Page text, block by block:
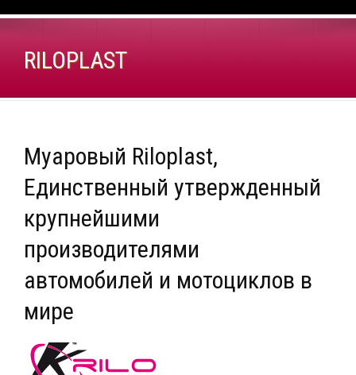
RILOPLAST
Муаровый Riloplast,
Единственный утвержденный
крупнейшими
производителями
автомобилей и мотоциклов в
мире